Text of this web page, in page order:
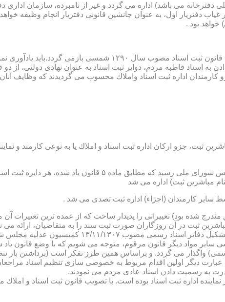
اصلی دفترخانه می باشد) اداره می گردد و غیر از نامبرده، سازمان
دفتریار اول، به عنوان جانشین قانونی دفتریار انجام وظیفه
خواهد بود .
نطفه اولیه و ابتدایی شكل گیری مركزیتی جهت ثبت رسمی اسناد مراجعان،
واملاك محسوب می گردیدند كه وظایف آنان در ماده ۴۷ قانون مرقوم،اینچنین
ثبت، جزو اركان اداره ثبت اسناد و املاك یا به نوعی كارمند و
شرح وظائف مباشرین ثبت (آنچه كه در ماده ۴۷ قانون سابق مندرج شده بود) تغییراتی را پدیدار ساخت
ثبت در آن روزگاران صورت ثبت سند را به متقاضیان، ارائه
دفترخانه های اسناد رسمی، به سال ۱۳۰۷ باز می گردد.
سایر مواد دیگر قانون مرقوم، متوجه می شویم كه با وضع قانون
واگذار می گردد. و براساس همین طرز تفكر است (برداشتن
به رسمیت دادن اسناد عادی مردم می نمودند.